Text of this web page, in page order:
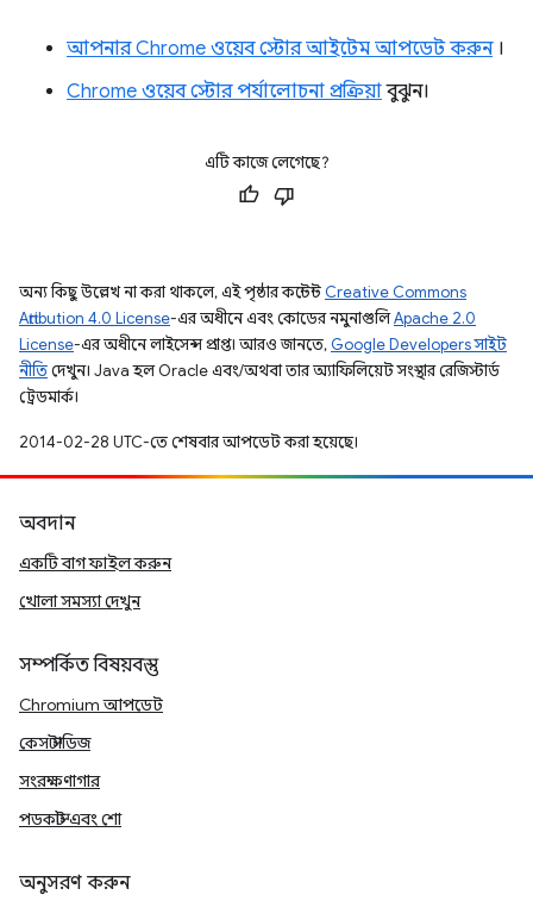
আপনার Chrome ওয়েব স্টোর আইটেম আপডেট করুন।
Chrome ওয়েব স্টোর পর্যালোচনা প্রক্রিয়াবুঝুন।
এটি কাজে লেগেছে?
অন্য কিছু উল্লেখ না করা থাকলে, এই পৃষ্ঠার কন্টেন্ট Creative Commons
Attribution 4.0 License-এর অধীনে এবং কোডের নমুনাগুলিApache 2.0
License-এর অধীনে লাইসেন্স প্রাপ্ত। আরও জানতে, Google Developers সাইট
নীতিদেখুন। Java হল Oracle এবং/অথবা তার অ্যাফিলিয়েট সংস্থার রেজিস্টার্ড
ট্রেডমার্ক।
2014-02-28 UTC-তে শেষবার আপডেট করা হয়েছে।
অবদান
একটি বাগ ফাইল করুন
খোলা সমস্যা দেখুন
সম্পর্কিত বিষয়বস্তু
Chromium আপডেট
কেস স্টাডিজ
সংরক্ষণাগার
পডকাস্ট এবং শো
অনুসরণ করুন